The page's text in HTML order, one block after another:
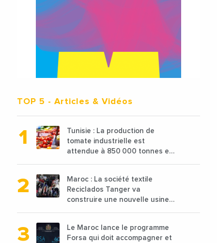
TOP 5 - Articles & Vidéos
Tunisie : La production de
tomate industrielle est
attendue à 850 000 tonnes en
Maroc : La société textile
Reciclados Tanger va
construire une nouvelle usine
Le Maroc lance le programme
Forsa qui doit accompagner et